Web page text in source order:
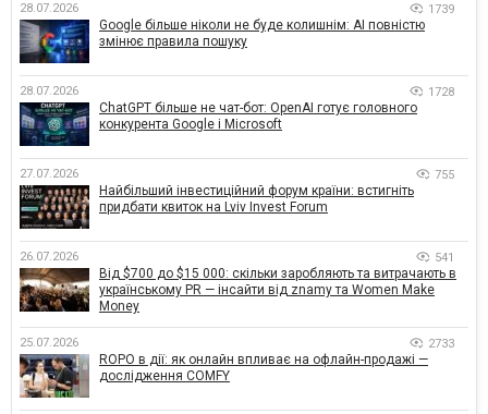
28.07.2026 1739
Google більше ніколи не буде колишнім: AI повністю
змінює правила пошуку
28.07.2026 1728
ChatGPT більше не чат-бот: OpenAI готує головного
конкурента Google і Microsoft
27.07.2026 755
Найбільший інвестиційний форум країни: встигніть
придбати квиток на Lviv Invest Forum
26.07.2026 541
Від $700 до $15 000: скільки заробляють та витрачають в
українському PR — інсайти від znamy та Women Make
Money
25.07.2026 2733
ROPO в дії: як онлайн впливає на офлайн-продажі —
дослідження COMFY